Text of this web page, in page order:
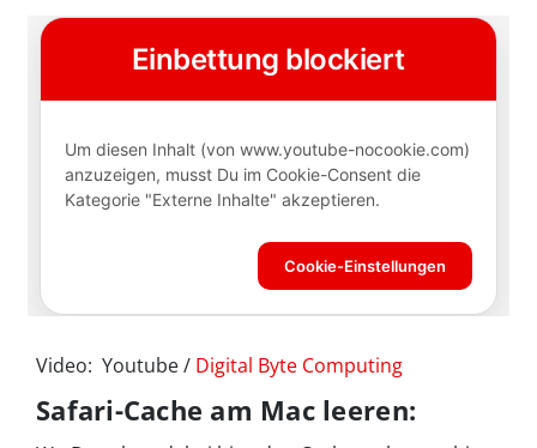
Video: Youtube / Digital Byte Computing
Safari-Cache am Mac leeren: